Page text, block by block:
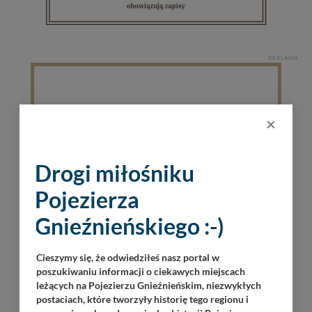
REKLAMA
×
Drogi miłośniku
Pojezierza
Gnieźnieńskiego :-)
Cieszymy się, że odwiedziłeś nasz portal w
poszukiwaniu informacji o ciekawych miejscach
leżących na Pojezierzu Gnieźnieńskim, niezwykłych
postaciach, które tworzyły historię tego regionu i